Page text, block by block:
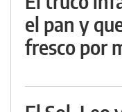
el pan y
fresco por